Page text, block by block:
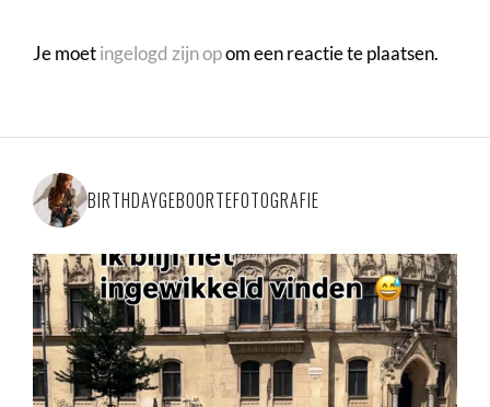
Je moetingelogd zijn opom een reactie te plaatsen.
BIRTHDAYGEBOORTEFOTOGRAFIE